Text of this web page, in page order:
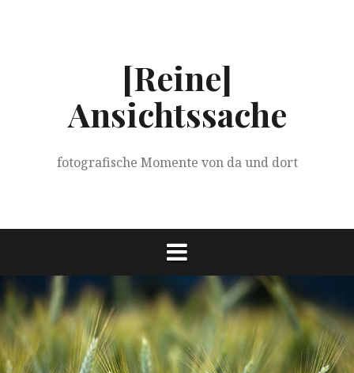
[Reine]
Ansichtssache
fotografische Momente von da und dort